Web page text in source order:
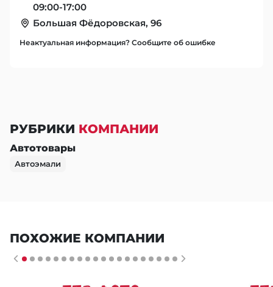
09:00-17:00
Большая Фёдоровская, 96
Неактуальная информация? Сообщите об ошибке
РУБРИКИ КОМПАНИИ
Автотовары
Автоэмали
ПОХОЖИЕ КОМПАНИИ